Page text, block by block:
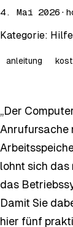
4. Mai 2026 ·
Kategorie:
anleitung
„Der
Anrufursache
lohnt sich das
das
Damit Sie
hier fünf